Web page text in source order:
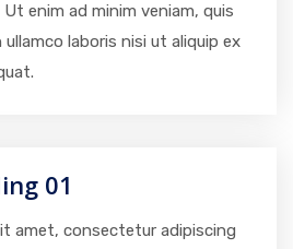
enim ad minim veniam, quis
laboris nisi ut aliquip ex
01
amet, consectetur adipiscing